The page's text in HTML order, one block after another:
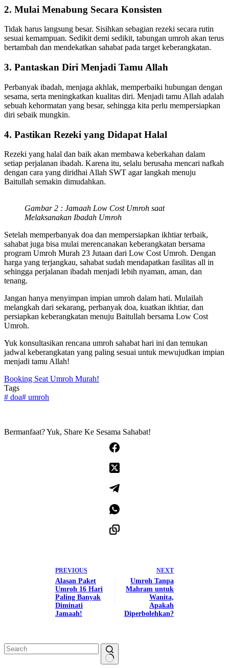
2. Mulai Menabung Secara Konsisten
Tidak harus langsung besar. Sisihkan sebagian rezeki secara rutin
sesuai kemampuan. Sedikit demi sedikit, tabungan umroh akan terus
bertambah dan mendekatkan sahabat pada target keberangkatan.
3. Pantaskan Diri Menjadi Tamu Allah
Perbanyak ibadah, menjaga akhlak, memperbaiki hubungan dengan
sesama, serta meningkatkan kualitas diri. Menjadi tamu Allah adalah
sebuah kehormatan yang besar, sehingga kita perlu mempersiapkan
diri sebaik mungkin.
4. Pastikan Rezeki yang Didapat Halal
Rezeki yang halal dan baik akan membawa keberkahan dalam
setiap perjalanan ibadah. Karena itu, selalu berusaha mencari nafkah
dengan cara yang diridhai Allah SWT agar langkah menuju
Baitullah semakin dimudahkan.
Gambar 2 : Jamaah Low Cost Umroh saat
Melaksanakan Ibadah Umroh
Setelah memperbanyak doa dan mempersiapkan ikhtiar terbaik,
sahabat juga bisa mulai merencanakan keberangkatan bersama
program Umroh Murah 23 Jutaan dari Low Cost Umroh. Dengan
harga yang terjangkau, sahabat sudah mendapatkan fasilitas all in
sehingga perjalanan ibadah menjadi lebih nyaman, aman, dan
tenang.
Jangan hanya menyimpan impian umroh dalam hati. Mulailah
melangkah dari sekarang, perbanyak doa, kuatkan ikhtiar, dan
persiapkan keberangkatan menuju Baitullah bersama Low Cost
Umroh.
Yuk konsultasikan rencana umroh sahabat hari ini dan temukan
jadwal keberangkatan yang paling sesuai untuk mewujudkan impian
menjadi tamu Allah!
Booking Seat Umroh Murah!
Tags
# doa# umroh
Bermanfaat? Yuk, Share Ke Sesama Sahabat!
PREVIOUS
Alasan Paket
Umroh 16 Hari
Paling Banyak
Diminati
Jamaah!
NEXT
Umroh Tanpa
Mahram untuk
Wanita,
Apakah
Diperbolehkan?